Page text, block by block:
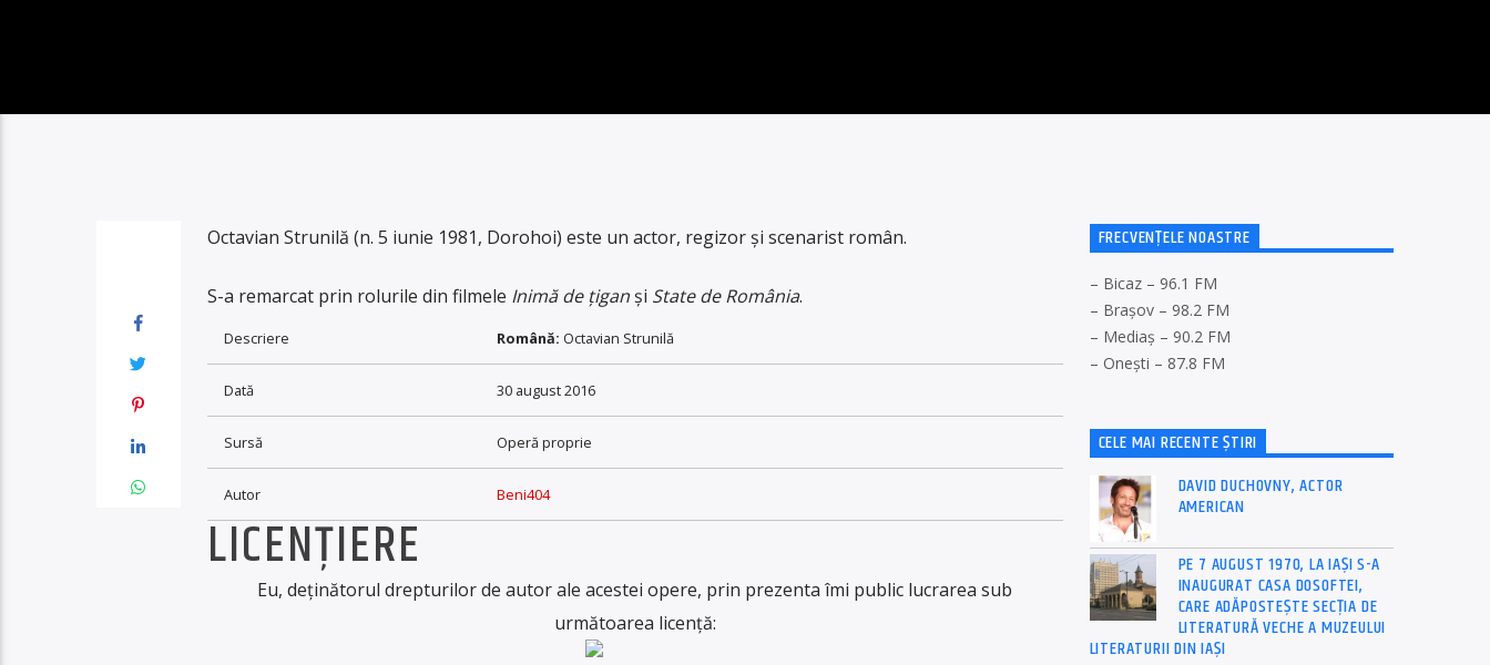
Octavian Strunilă (n. 5 iunie 1981, Dorohoi) este un actor, regizor și scenarist român.
S-a remarcat prin rolurile din filmele Inimă de țiganși State de România.
Descriere Română: Octavian Strunilă
Dată 30 august 2016
Sursă Operă proprie
Autor Beni404
LICENȚIERE
Eu, deținătorul drepturilor de autor ale acestei opere, prin prezenta îmi public lucrarea sub
următoarea licență:
FRECVENȚELE NOASTRE
– Bicaz – 96.1 FM
– Brașov – 98.2 FM
– Mediaș – 90.2 FM
– Onești – 87.8 FM
CELE MAI RECENTE ȘTIRI
DAVID DUCHOVNY, ACTOR
AMERICAN
PE 7 AUGUST 1970, LA IAŞI S-A
INAUGURAT CASA DOSOFTEI,
CARE ADĂPOSTEŞTE SECŢIA DE
LITERATURĂ VECHE A MUZEULUI
LITERATURII DIN IAŞI